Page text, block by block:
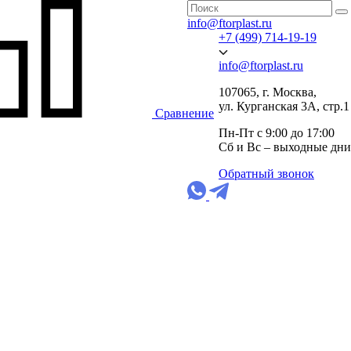
Сравнение
info@ftorplast.ru
+7 (499) 714-19-19
info@ftorplast.ru
107065, г. Москва,
ул. Курганская 3А, стр.1
Пн-Пт с 9:00 до 17:00
Сб и Вс – выходные дни
Обратный звонок